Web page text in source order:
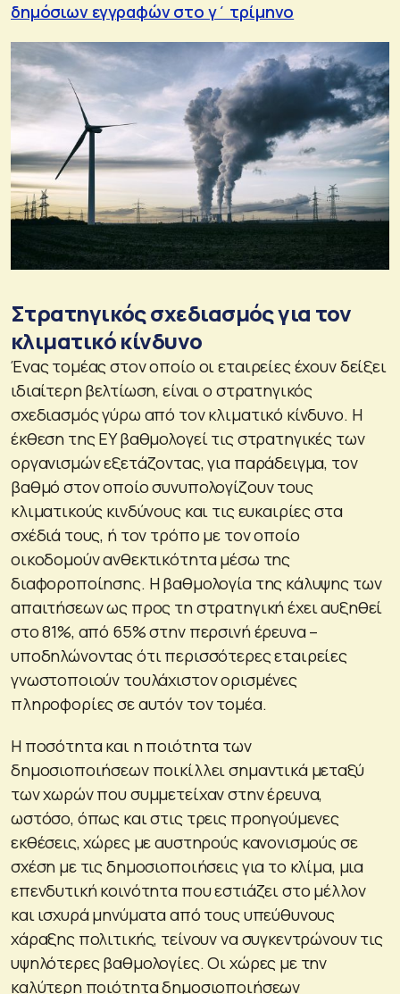
δημόσιων εγγραφών στο γ΄ τρίμηνο
Στρατηγικός σχεδιασμός για τον
κλιματικό κίνδυνο
Ένας τομέας στον οποίο οι εταιρείες έχουν δείξει
ιδιαίτερη βελτίωση, είναι ο στρατηγικός
σχεδιασμός γύρω από τον κλιματικό κίνδυνο. H
έκθεση της EY βαθμολογεί τις στρατηγικές των
οργανισμών εξετάζοντας, για παράδειγμα, τον
βαθμό στον οποίο συνυπολογίζουν τους
κλιματικούς κινδύνους και τις ευκαιρίες στα
σχέδιά τους, ή τον τρόπο με τον οποίο
οικοδομούν ανθεκτικότητα μέσω της
διαφοροποίησης. Η βαθμολογία της κάλυψης των
απαιτήσεων ως προς τη στρατηγική έχει αυξηθεί
στο 81%, από 65% στην περσινή έρευνα –
υποδηλώνοντας ότι περισσότερες εταιρείες
γνωστοποιούν τουλάχιστον ορισμένες
πληροφορίες σε αυτόν τον τομέα.
Η ποσότητα και η ποιότητα των
δημοσιοποιήσεων ποικίλλει σημαντικά μεταξύ
των χωρών που συμμετείχαν στην έρευνα,
ωστόσο, όπως και στις τρεις προηγούμενες
εκθέσεις, χώρες με αυστηρούς κανονισμούς σε
σχέση με τις δημοσιοποιήσεις για το κλίμα, μια
επενδυτική κοινότητα που εστιάζει στο μέλλον
και ισχυρά μηνύματα από τους υπεύθυνους
χάραξης πολιτικής, τείνουν να συγκεντρώνουν τις
υψηλότερες βαθμολογίες. Οι χώρες με την
καλύτερη ποιότητα δημοσιοποιήσεων